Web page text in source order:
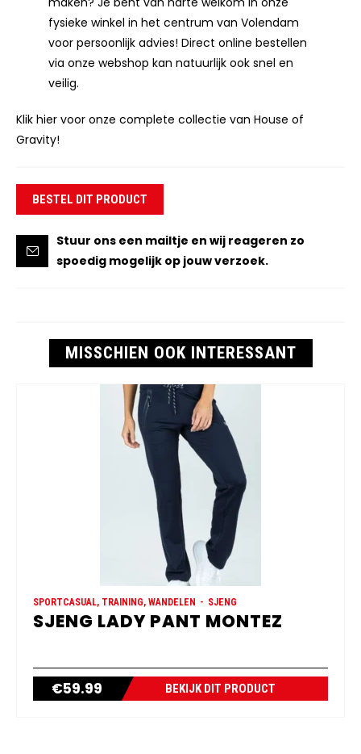
fysieke winkel in het centrum van Volendam
voor persoonlijk advies! Direct online bestellen
via onze webshop kan natuurlijk ook snel en
veilig.
Klik hier voor onze complete collectie van House of
Gravity!
BESTEL DIT PRODUCT
Stuur ons een mailtje en wij reageren zo
spoedig mogelijk op jouw verzoek.
MISSCHIEN OOK INTERESSANT
SPORTCASUAL, TRAINING, WANDELEN SJENG
SJENG LADY PANT MONTEZ
€59.99 BEKIJK DIT PRODUCT